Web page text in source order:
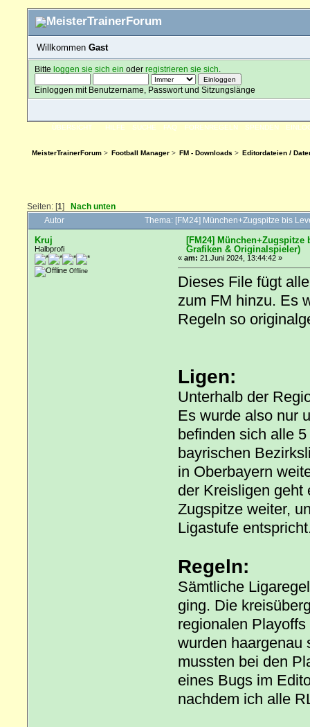
Willkommen Gast
Bitteloggen sie sich ein oderregistrieren sie sich
Einloggen mit Benutzername, Passwort und Sitzungslänge
ÜBERSICHT HILFE SUCHE FAQ FORENREGELN SPENDEN
MeisterTrainerForum> Football Manager> FM - Downloads > Editordateien /
Seiten: [1] Nach unten
Autor Thema: [FM24] München+Zugspitze bis
Kruj
Halbprofi
Offline
[FM24] München+Zugspitze
Grafiken & Originalspieler)
« am: 21.Juni 2024, 13:44:42 »
Dieses File fügt
zum FM hinzu. Es
Regeln so
Ligen:
Unterhalb der
Es wurde also nur
befinden sich alle
bayrischen
in Oberbayern
der Kreisligen geht
Zugspitze weiter,
Ligastufe
Regeln:
Sämtliche
ging. Die
regionalen
wurden haargenau
mussten bei den
eines Bugs im
nachdem ich alle